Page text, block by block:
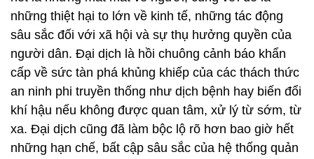
những thiệt hại to lớn về kinh tế, những tác động
sâu sắc đối với xã hội và sự thụ hưởng quyền của
người dân. Đại dịch là hồi chuông cảnh báo khẩn
cấp về sức tàn phá khủng khiếp của các thách thức
an ninh phi truyền thống như dịch bệnh hay biến đổi
khí hậu nếu không được quan tâm, xử lý từ sớm, từ
xa. Đại dịch cũng đã làm bộc lộ rõ hơn bao giờ hết
những hạn chế, bất cập sâu sắc của hệ thống quản